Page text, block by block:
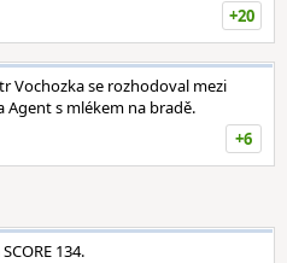
+20
Vochozka se rozhodoval mezi
Agent s mlékem na bradě.
+6
134.